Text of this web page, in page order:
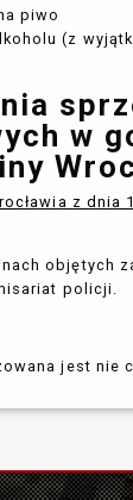
piwo
(z
w
z
objętych
policji.
jest nie